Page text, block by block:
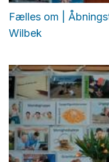
Fælles om |
Wilbek